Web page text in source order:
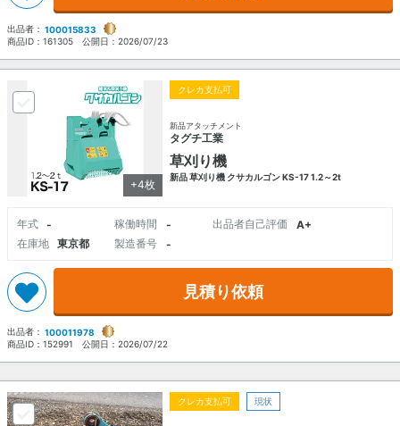
出品者： 100015833
商品ID： 161305 公開日： 2026/07/23
+4枚
クレカ支払可
新品アタッチメント
タグチ工業
草刈り機
新品 草刈り機 クサカルゴン KS-17 1.2～2t
年式 - 稼働時間 - 出品者自己評価
A+
在庫地
東京都 製造番号 -
見積り依頼
出品者： 100011978
商品ID： 152991 公開日： 2026/07/22
クレカ支払可 現状